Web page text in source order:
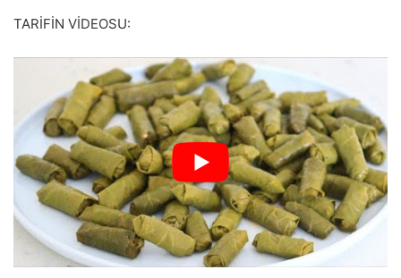
TARİFİN VİDEOSU: